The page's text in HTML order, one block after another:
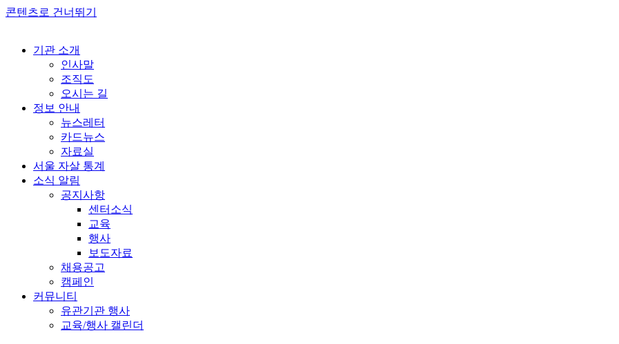
콘텐츠로 건너뛰기
기관 소개
인사말
조직도
오시는 길
정보 안내
뉴스레터
카드뉴스
자료실
서울 자살 통계
소식 알림
공지사항
센터소식
교육
행사
보도자료
채용공고
캠페인
커뮤니티
유관기관 행사
교육/행사 캘린더